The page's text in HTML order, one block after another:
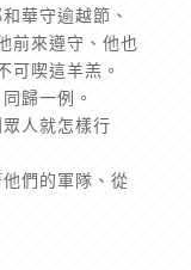
華守逾越節、
前來遵守、他也
可喫這羊羔。
歸一例。
人就怎樣行
們的軍隊、從